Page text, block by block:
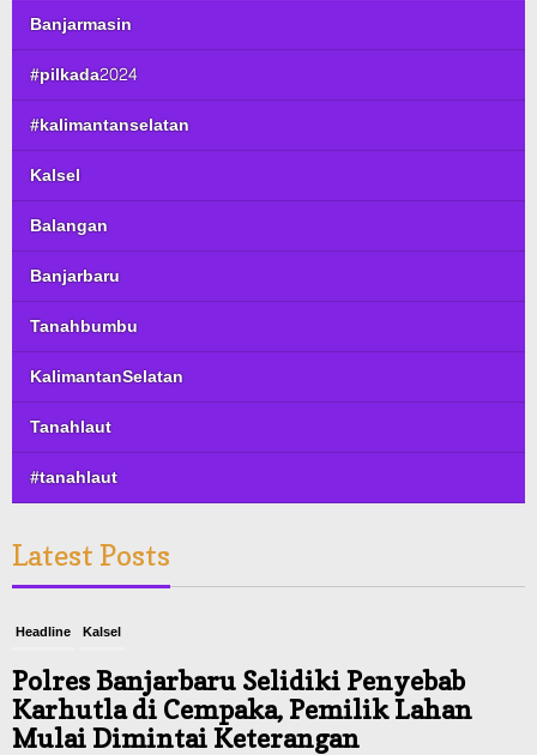
Banjarmasin
#pilkada2024
#kalimantanselatan
Kalsel
Balangan
Banjarbaru
Tanahbumbu
KalimantanSelatan
Tanahlaut
#tanahlaut
Latest Posts
Headline Kalsel
Polres Banjarbaru Selidiki Penyebab
Karhutla di Cempaka, Pemilik Lahan
Mulai Dimintai Keterangan